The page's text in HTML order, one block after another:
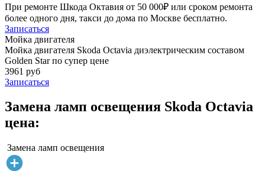
При ремонте Шкода Октавия от 50 000₽ или сроком ремонта
более одного дня, такси до дома по Москве бесплатно.
Записаться
Мойка двигателя
Мойка двигателя Skoda Octavia диэлектрическим составом
Golden Star по супер цене
3961 руб
Записаться
Замена ламп освещения Skoda Octavia
цена:
Замена ламп освещения